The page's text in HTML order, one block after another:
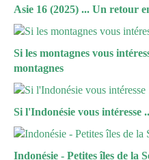
Asie 16 (2025) ... Un retour
Si les montagnes vous
montagnes
Si l'Indonésie vous intéresse
Indonésie - Petites îles de la